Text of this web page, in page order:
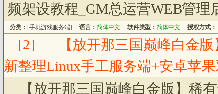
频架设教程_GM总运营WEB管理
分类： [手机游戏服务端] 语言： 简体中文 软件类型： 简体中文 授权方式：
[2]
【放开那三国巅峰白金
新整理Linux手工服务端+安卓苹
【放开那三国巅峰白金版】稀